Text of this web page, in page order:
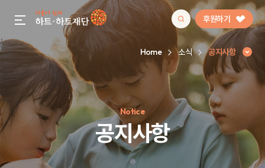
gnb menu open 후원하기
인기 키워드
#정기후원#하트플레이스#캠페인#팬덤후원
Home 소식 공지사항
Notice
공지사항